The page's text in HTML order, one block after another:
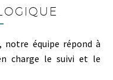
notre équipe répond à
charge le suivi et le